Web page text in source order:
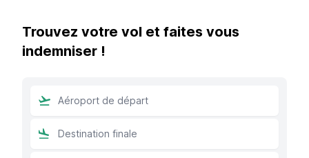
Trouvez votre vol et faites vous
indemniser !